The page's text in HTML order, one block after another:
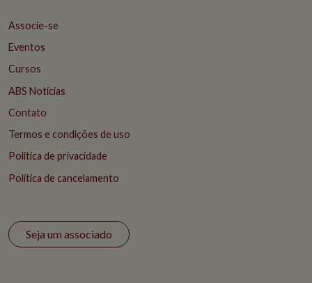
Associe-se
Eventos
Cursos
ABS Notícias
Contato
Termos e condições de uso
Política de privacidade
Política de cancelamento
Seja um associado